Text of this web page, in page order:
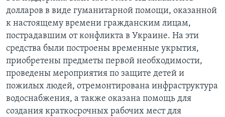
долларов в виде гуманитарной помощи, оказанной
к настоящему времени гражданским лицам,
пострадавшим от конфликта в Украине. На эти
средства были построены временные укрытия,
приобретены предметы первой необходимости,
проведены мероприятия по защите детей и
пожилых людей, отремонтирована инфраструктура
водоснабжения, а также оказана помощь для
создания краткосрочных рабочих мест для